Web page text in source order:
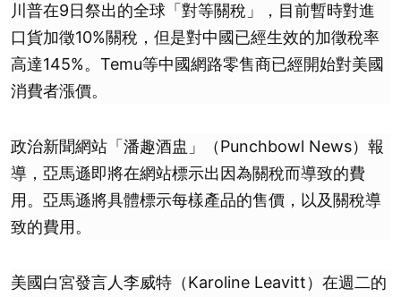
川普在9日祭出的全球「對等關稅」，目前暫時對進
口貨加徵10%關稅，但是對中國已經生效的加徵稅率
高達145%。Temu等中國網路零售商已經開始對美國
消費者漲價。
政治新聞網站「潘趣酒盅」（Punchbowl News）報
導，亞馬遜即將在網站標示出因為關稅而導致的費
用。亞馬遜將具體標示每樣產品的售價，以及關稅導
致的費用。
美國白宮發言人李威特（Karoline Leavitt）在週二的